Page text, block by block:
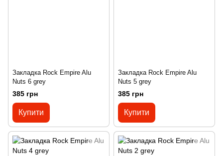
Закладка Rock Empire Alu
Nuts 6 grey
385 грн
Купити
Закладка Rock Empire Alu
Nuts 5 grey
385 грн
Купити